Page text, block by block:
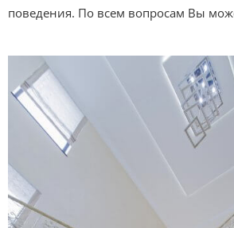
поведения. По всем вопросам Вы